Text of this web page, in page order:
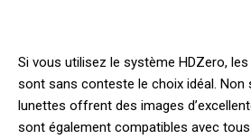
Si vous utilisez le système HDZero, les
sont sans conteste le choix idéal. Non
lunettes offrent des images
sont également compatibles avec